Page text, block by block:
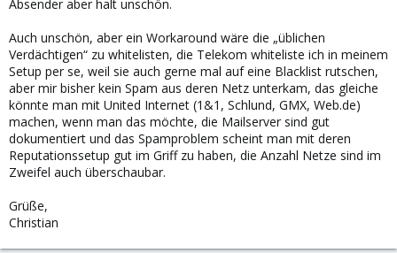
Absender aber halt unschön.
Auch unschön, aber ein Workaround wäre die „üblichen
Verdächtigen“ zu whitelisten, die Telekom whiteliste ich in meinem
Setup per se, weil sie auch gerne mal auf eine Blacklist rutschen,
aber mir bisher kein Spam aus deren Netz unterkam, das gleiche
könnte man mit United Internet (1&1, Schlund, GMX, Web.de)
machen, wenn man das möchte, die Mailserver sind gut
dokumentiert und das Spamproblem scheint man mit deren
Reputationssetup gut im Griff zu haben, die Anzahl Netze sind im
Zweifel auch überschaubar.
Grüße,
Christian